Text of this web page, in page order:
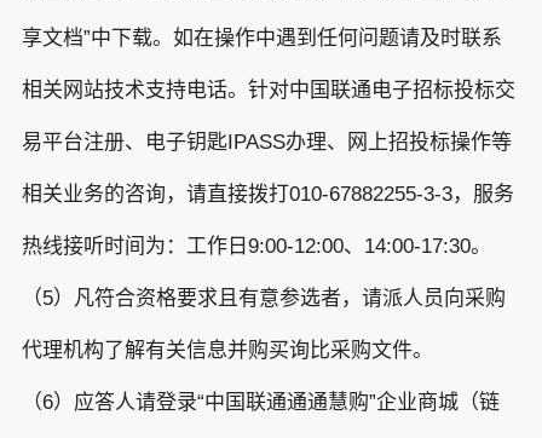
享文档”中下载。如在操作中遇到任何问题请及时联系
相关网站技术支持电话。针对中国联通电子招标投标交
易平台注册、电子钥匙IPASS办理、网上招投标操作等
相关业务的咨询，请直接拨打010-67882255-3-3，服务
热线接听时间为：工作日9:00-12:00、14:00-17:30。
（5）凡符合资格要求且有意参选者，请派人员向采购
代理机构了解有关信息并购买询比采购文件。
（6）应答人请登录“中国联通通通慧购”企业商城（链